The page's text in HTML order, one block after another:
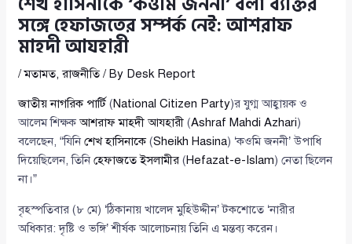
সঙ্গে হেফাজতের সম্পর্ক নেই: আশরাফ
মাহদী আযহারী
/মতামত,রাজনীতি/ By Desk Report
জাতীয় নাগরিক পার্টি (National Citizen Party)র যুগ্ম আহ্বায়ক ও
আলেম শিক্ষকআশরাফ মাহদী আযহারী (Ashraf Mahdi Azhari)
বলেছেন, “যিনিশেখ হাসিনাকে(Sheikh Hasina) ‘কওমি জননী’ উপাধি
দিয়েছিলেন, তিনিহেফাজতে ইসলামীর (Hefazat-e-Islam) নেতা ছিলেন
না।”
বৃহস্পতিবার (৮ মে) ‘ঠিকানায় খালেদ মুহিউদ্দীন’ টকশোতে ‘নারীর
অধিকার: দৃষ্টি ও ভঙ্গি’ শীর্ষক আলোচনায় তিনি এ মন্তব্য করেন।